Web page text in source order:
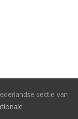
sectie van